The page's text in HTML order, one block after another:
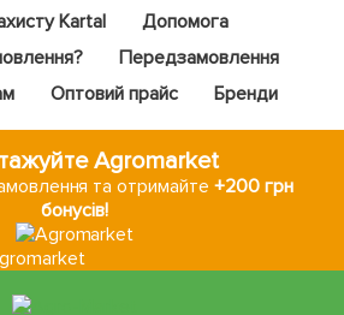
Kartal
Допомога
Передзамовлення
Оптовий прайс Бренди
Agromarket
та отримайте+200 грн
бонусів!